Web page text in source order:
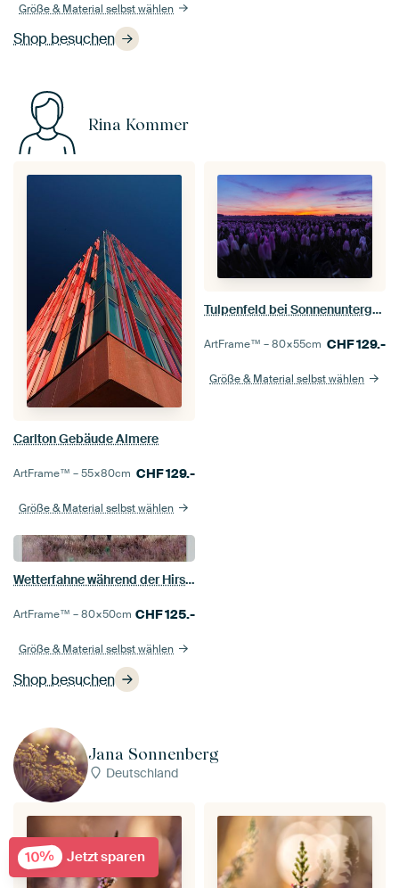
Shop besuchen
Größe & Material selbst wählen
Rina Kommer
Shop besuchen
Carlton Gebäude Almere
ArtFrame™ –55×80cm CHF129.-
Größe & Material selbst wählen
Tulpenfeld bei Sonnenuntergang
ArtFrame™ –80×55cm CHF129.-
Größe & Material selbst wählen
Wetterfahne während der Hirschbrunft
ArtFrame™ –80×50cm CHF125.-
Größe & Material selbst wählen
Jana Sonnenberg
Deutschland
10% Jetzt sparen